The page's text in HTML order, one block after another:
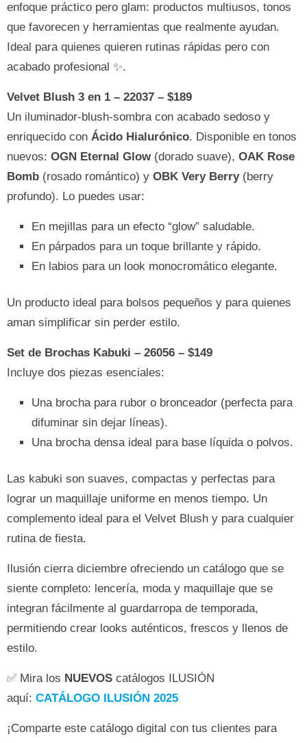
enfoque práctico pero glam: productos multiusos, tonos
que favorecen y herramientas que realmente ayudan.
Ideal para quienes quieren rutinas rápidas pero con
acabado profesional ✨.
Velvet Blush 3 en 1 – 22037 – $189
Un iluminador-blush-sombra con acabado sedoso y
enriquecido con Ácido Hialurónico. Disponible en tonos
nuevos: OGN Eternal Glow (dorado suave), OAK Rose
Bomb (rosado romántico) y OBK Very Berry(berry
profundo). Lo puedes usar:
En mejillas para un efecto “glow” saludable.
En párpados para un toque brillante y rápido.
En labios para un look monocromático elegante.
Un producto ideal para bolsos pequeños y para quienes
aman simplificar sin perder estilo.
Set de Brochas Kabuki – 26056 – $149
Incluye dos piezas esenciales:
Una brocha para rubor o bronceador (perfecta para
difuminar sin dejar líneas).
Una brocha densa ideal para base líquida o polvos.
Las kabuki son suaves, compactas y perfectas para
lograr un maquillaje uniforme en menos tiempo. Un
complemento ideal para el Velvet Blush y para cualquier
rutina de fiesta.
Ilusión cierra diciembre ofreciendo un catálogo que se
siente completo: lencería, moda y maquillaje que se
integran fácilmente al guardarropa de temporada,
permitiendo crear looks auténticos, frescos y llenos de
estilo.
✅ Mira los NUEVOS catálogos ILUSIÓN
aquí: CATÁLOGO ILUSIÓN 2025
¡Comparte este catálogo digital con tus clientes para